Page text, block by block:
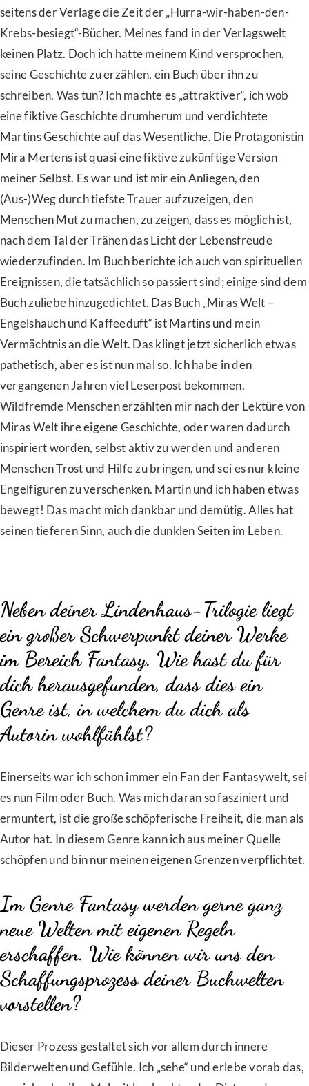
seitens der Verlage die Zeit der „Hurra-wir-haben-den-
Krebs-besiegt“-Bücher. Meines fand in der Verlagswelt
keinen Platz. Doch ich hatte meinem Kind versprochen,
seine Geschichte zu erzählen, ein Buch über ihn zu
schreiben. Was tun? Ich machte es „attraktiver“, ich wob
eine fiktive Geschichte drumherum und verdichtete
Martins Geschichte auf das Wesentliche. Die Protagonistin
Mira Mertens ist quasi eine fiktive zukünftige Version
meiner Selbst. Es war und ist mir ein Anliegen, den
(Aus-)Weg durch tiefste Trauer aufzuzeigen, den
Menschen Mut zu machen, zu zeigen, dass es möglich ist,
nach dem Tal der Tränen das Licht der Lebensfreude
wiederzufinden. Im Buch berichte ich auch von spirituellen
Ereignissen, die tatsächlich so passiert sind; einige sind dem
Buch zuliebe hinzugedichtet. Das Buch „Miras Welt –
Engelshauch und Kaffeeduft“ ist Martins und mein
Vermächtnis an die Welt. Das klingt jetzt sicherlich etwas
pathetisch, aber es ist nun mal so. Ich habe in den
vergangenen Jahren viel Leserpost bekommen.
Wildfremde Menschen erzählten mir nach der Lektüre von
Miras Welt ihre eigene Geschichte, oder waren dadurch
inspiriert worden, selbst aktiv zu werden und anderen
Menschen Trost und Hilfe zu bringen, und sei es nur kleine
Engelfiguren zu verschenken. Martin und ich haben etwas
bewegt! Das macht mich dankbar und demütig. Alles hat
seinen tieferen Sinn, auch die dunklen Seiten im Leben.
Neben deiner Lindenhaus-Trilogie liegt
ein großer Schwerpunkt deiner Werke
im Bereich Fantasy. Wie hast du für
dich herausgefunden, dass dies ein
Genre ist, in welchem du dich als
Autorin wohlfühlst?
Einerseits war ich schon immer ein Fan der Fantasywelt, sei
es nun Film oder Buch. Was mich daran so fasziniert und
ermuntert, ist die große schöpferische Freiheit, die man als
Autor hat. In diesem Genre kann ich aus meiner Quelle
schöpfen und bin nur meinen eigenen Grenzen verpflichtet.
Im Genre Fantasy werden gerne ganz
neue Welten mit eigenen Regeln
erschaffen. Wie können wir uns den
Schaffungsprozess deiner Buchwelten
vorstellen?
Dieser Prozess gestaltet sich vor allem durch innere
Bilderwelten und Gefühle. Ich „sehe“ und erlebe vorab das,